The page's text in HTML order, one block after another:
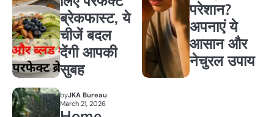
ब्रेकफास्ट, ये
चीजें बदल
देंगी आपकी
सुबह
परेशान?
अपनाएं ये
आसान और
नेचुरल उपाय
byJKA Bureau
March 21, 2026